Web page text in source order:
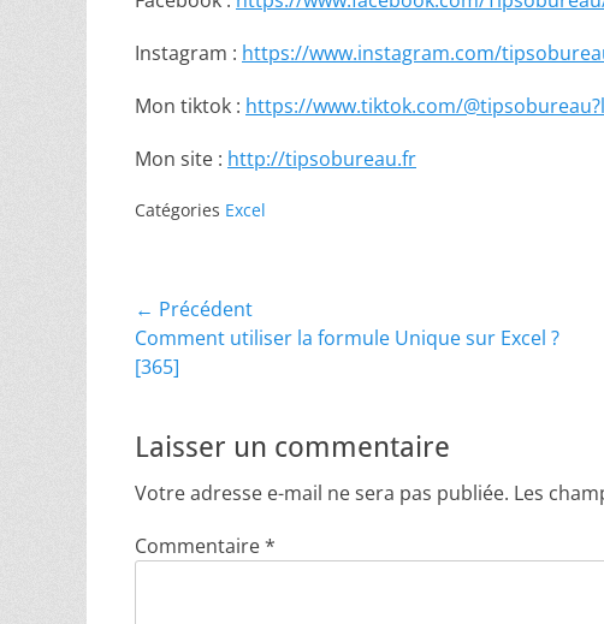
Instagram : https://www.instagram.com/
Mon tiktok : https://www.tiktok.com/
Mon site : http://tipsobureau.fr
Catégories Excel
Navigation
de
← Précédent
Article
précédent :
Comment utiliser la formule Unique sur Excel ?
[365]
Laisser un commentaire
Votre adresse e-mail ne sera pas publiée. Les
Commentaire*